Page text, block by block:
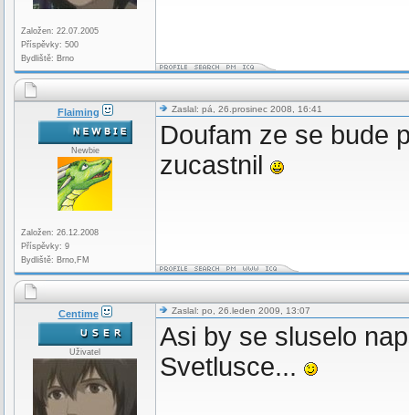
Založen: 22.07.2005
Příspěvky: 500
Bydliště: Brno
Flaiming
Newbie
Založen: 26.12.2008
Příspěvky: 9
Bydliště: Brno,FM
Zaslal: pá, 26.prosinec 2008, 16:41
Doufam ze se bude
zucastnil
Centime
Uživatel
Zaslal: po, 26.leden 2009, 13:07
Asi by se sluselo
Svetlusce...